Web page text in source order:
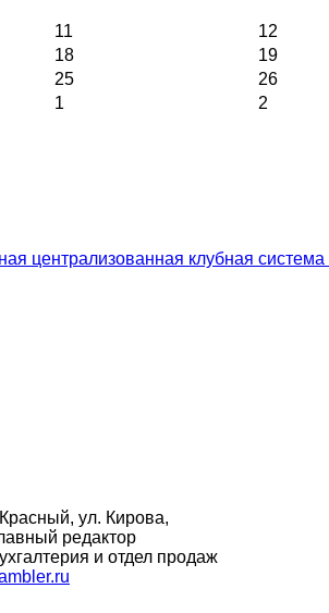
11
12
18
19
25
26
1 2
централизованная клубная
ул. Кирова,
редактор
и отдел продаж